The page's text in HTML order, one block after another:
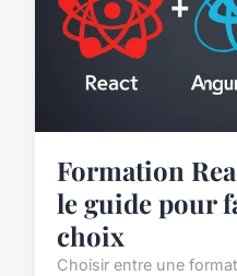
Formation
le guide pour
choix
Choisir entre une